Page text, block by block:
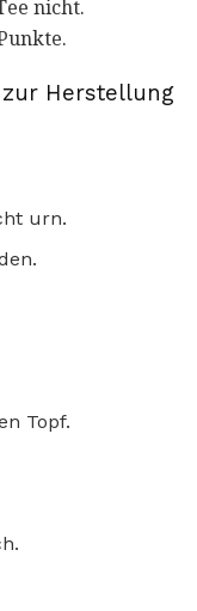
nicht.
zur Herstellung
urn.
Topf.